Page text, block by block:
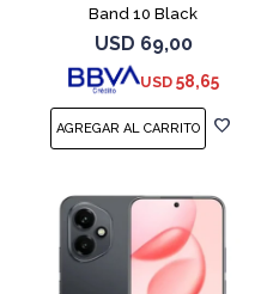
Band 10 Black
USD 69,00
USD 58,65